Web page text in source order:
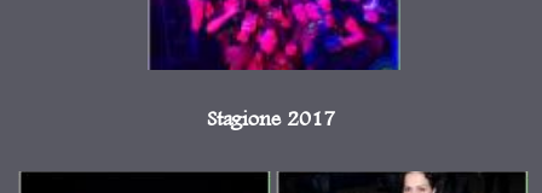
Stagione 2017